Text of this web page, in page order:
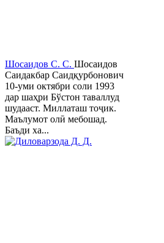
Шосаидов С. С. Шосаидов
Саидакбар Саидқурбонович
10-уми октябри соли 1993
дар шаҳри Бўстон таваллуд
шудааст. Миллаташ тоҷик.
Маълумот олӣ мебошад.
Баъди ха...